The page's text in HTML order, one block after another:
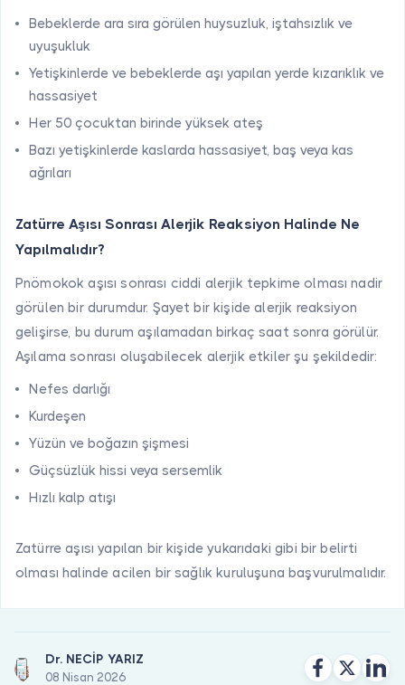
Bebeklerde ara sıra görülen huysuzluk, iştahsızlık ve
uyuşukluk
Yetişkinlerde ve bebeklerde aşı yapılan yerde kızarıklık ve
hassasiyet
Her 50 çocuktan birinde yüksek ateş
Bazı yetişkinlerde kaslarda hassasiyet, baş veya kas
ağrıları
Zatürre Aşısı Sonrası Alerjik Reaksiyon Halinde Ne
Yapılmalıdır?
Pnömokok aşısı sonrası ciddi alerjik tepkime olması nadir
görülen bir durumdur. Şayet bir kişide alerjik reaksiyon
gelişirse, bu durum aşılamadan birkaç saat sonra görülür.
Aşılama sonrası oluşabilecek alerjik etkiler şu şekildedir:
Nefes darlığı
Kurdeşen
Yüzün ve boğazın şişmesi
Güçsüzlük hissi veya sersemlik
Hızlı kalp atışı
Zatürre aşısı yapılan bir kişide yukarıdaki gibi bir belirti
olması halinde acilen bir sağlık kuruluşuna başvurulmalıdır.
Dr. NECİP YARIZ
08 Nisan 2026